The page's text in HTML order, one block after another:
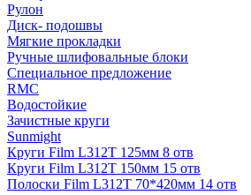
Рулон
Диск- подошвы
Мягкие прокладки
Ручные шлифовальные блоки
Специальное предложение
RMC
Водостойкие
Зачистные круги
Sunmight
Круги Film L312T 125мм 8 отв
Круги Film L312T 150мм 15 отв
Полоски Film L312T 70*420мм 14 отв